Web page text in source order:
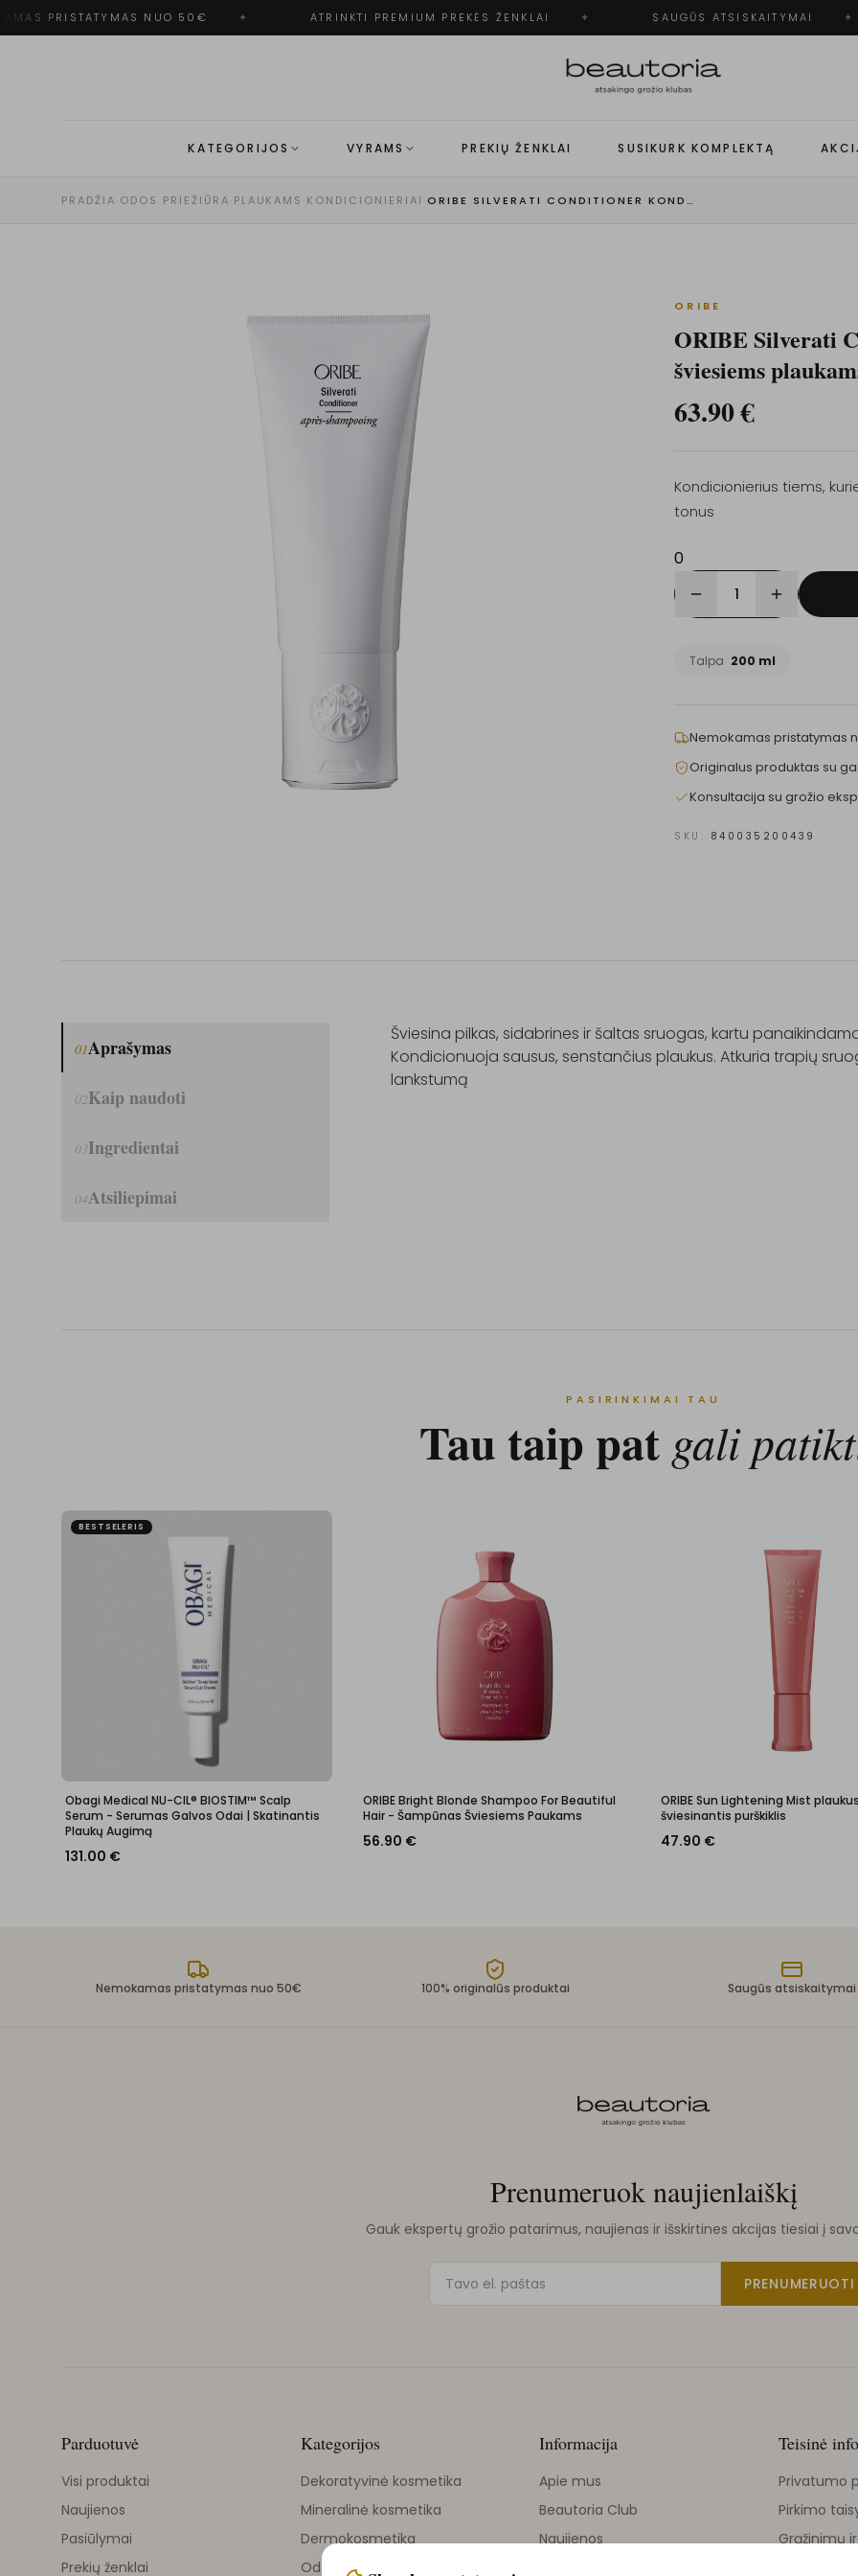
PRISTATYMAS NUO 50€ ATRINKTI PREMIUM PREKĖS ŽENKLAI SAUGŪS ATSISKAITYMAI ✦
KATEGORIJOS VYRAMS PREKIŲ ŽENKLAI SUSIKURK KOMPLEKTĄ
PRADŽIA·ODOS PRIEŽIŪRA·PLAUKAMS ·KONDICIONIERIAI · ORIBE SILVERATI CONDITIONER KONDICIONIERIUS ŽILIEMS IR ŠVIESIEMS PLAUKAMS
ORIBE
ORIBE Silverati
šviesiems
63.90€
Kondicionierius tiems,
tonus
0
1
Talpa 200 ml
Nemokamas pristatymas
Originalus produktas su
Konsultacija su grožio
SKU: 840035200439
01Aprašymas
02Kaip naudoti
03Ingredientai
04Atsiliepimai
Šviesina pilkas, sidabrines ir šaltas sruogas, kartu
Kondicionuoja sausus, senstančius plaukus. Atkuria trapių
lankstumą
PASIRINKIMAI TAU
Tau taip pat gali
BESTSELERIS
Obagi Medical NU-CIL® BIOSTIM™ Scalp
Serum - Serumas Galvos Odai | Skatinantis
Plaukų Augimą
131.00 €
ORIBE Bright Blonde Shampoo For Beautiful
Hair - Šampūnas Šviesiems Paukams
56.90 €
ORIBE Sun Lightening Mist
šviesinantis purškiklis
47.90 €
Nemokamas pristatymas nuo 50€ 100% originalūs produktai Saugūs atsiskaitymai
Prenumeruok naujienlaiškį
Gauk ekspertų grožio patarimus, naujienas ir išskirtines akcijas tiesiai į
PRENUMERUOTI
Parduotuvė
Visi produktai
Naujienos
Pasiūlymai
Prekių ženklai
Kategorijos
Dekoratyvinė kosmetika
Mineralinė kosmetika
Dermokosmetika
Odos priežiūra
Informacija
Apie mus
Beautoria Club
Naujienos
Teisinė
Privatumo
Pirkimo
Grąžinimų